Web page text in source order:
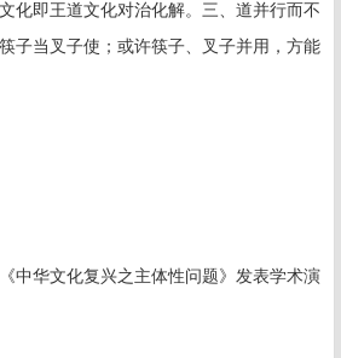
化即王道文化对治化解。三、道并行而不
子当叉子使；或许筷子、叉子并用，方能
中华文化复兴之主体性问题》发表学术演